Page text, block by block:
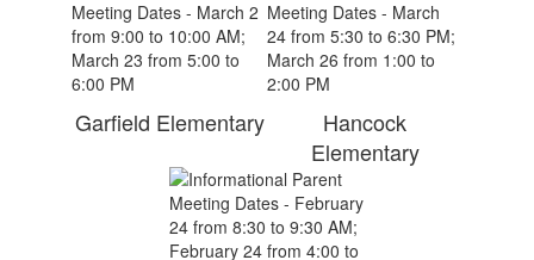
Garfield Elementary
Hancock
Elementary